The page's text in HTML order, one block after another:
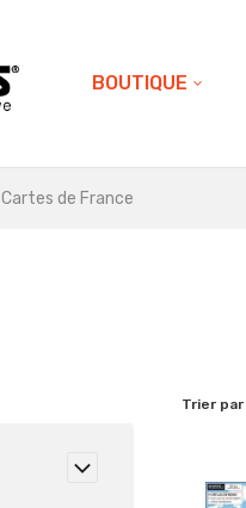
BOUTIQUE
Cartes de France
Trier par